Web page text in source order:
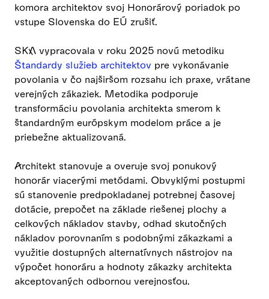
komora architektov svoj Honorárový poriadok po
vstupe Slovenska do EÚ zrušiť.
SKA vypracovala v roku 2025 novú metodiku
Štandardy služieb architektov pre vykonávanie
povolania v čo najširšom rozsahu ich praxe, vrátane
verejných zákaziek. Metodika podporuje
transformáciu povolania architekta smerom k
štandardným európskym modelom práce a je
priebežne aktualizovaná.
Architekt stanovuje a overuje svoj ponukový
honorár viacerými metódami. Obvyklými postupmi
sú stanovenie predpokladanej potrebnej časovej
dotácie, prepočet na základe riešenej plochy a
celkových nákladov stavby, odhad skutočných
nákladov porovnaním s podobnými zákazkami a
využitie dostupných alternatívnych nástrojov na
výpočet honoráru a hodnoty zákazky architekta
akceptovaných odbornou verejnosťou.